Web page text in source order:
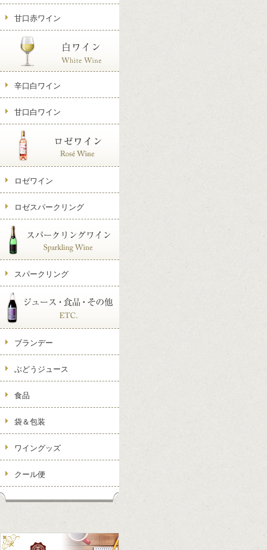
甘口赤ワイン
辛口白ワイン
甘口白ワイン
ロゼワイン
ロゼスパークリング
スパークリング
ブランデー
ぶどうジュース
食品
袋＆包装
ワイングッズ
クール便